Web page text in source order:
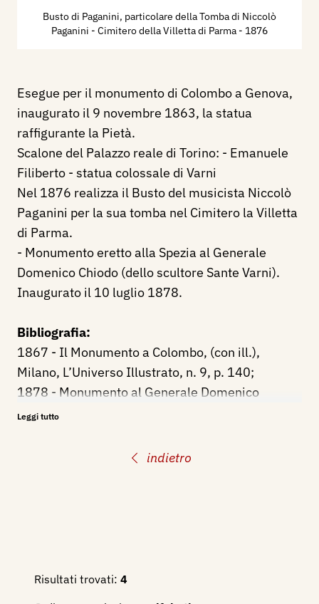
indietro
Busto di Paganini, particolare della Tomba di Niccolò
Paganini - Cimitero della Villetta di Parma - 1876
Esegue per il monumento di Colombo a Genova,
inaugurato il 9 novembre 1863, la statua
raffigurante la Pietà.
Scalone del Palazzo reale di Torino: - Emanuele
Filiberto - statua colossale di Varni
Nel 1876 realizza il Busto del musicista Niccolò
Paganini per la sua tomba nel Cimitero la Villetta
di Parma.
- Monumento eretto alla Spezia al Generale
Domenico Chiodo (dello scultore Sante Varni).
Inaugurato il 10 luglio 1878.
Bibliografia:
1867 - Il Monumento a Colombo, (con ill.),
Milano, L’Universo Illustrato, n. 9, p. 140;
1878 - Monumento al Generale Domenico
Chiodo, Rivista Illustrata. Settimanale. Volume
neoclassico al liberty, seconda edizione, volume
Leggi tutto
Risultati trovati: 4